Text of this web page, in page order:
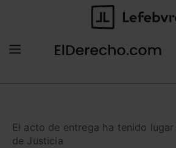
El acto de entrega ha tenido
de Justicia